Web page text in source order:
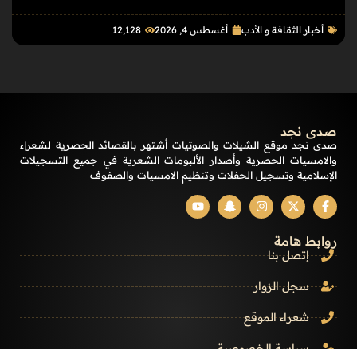
أخبار الثقافة و الأدب أغسطس 4, 2026 12٬128
صدى نجد
صدى نجد موقع الشيلات والصوتيات أشتهر بالقصائد الحصرية لشعراء
والامسيات الحصرية وأصدار الألبومات الشعرية في جميع التسجيلات
الإسلامية وتسجيل الحفلات وتنظيم الامسيات والصفوف
روابط هامة
إتصل بنا
سجل الزوار
شعراء الموقع